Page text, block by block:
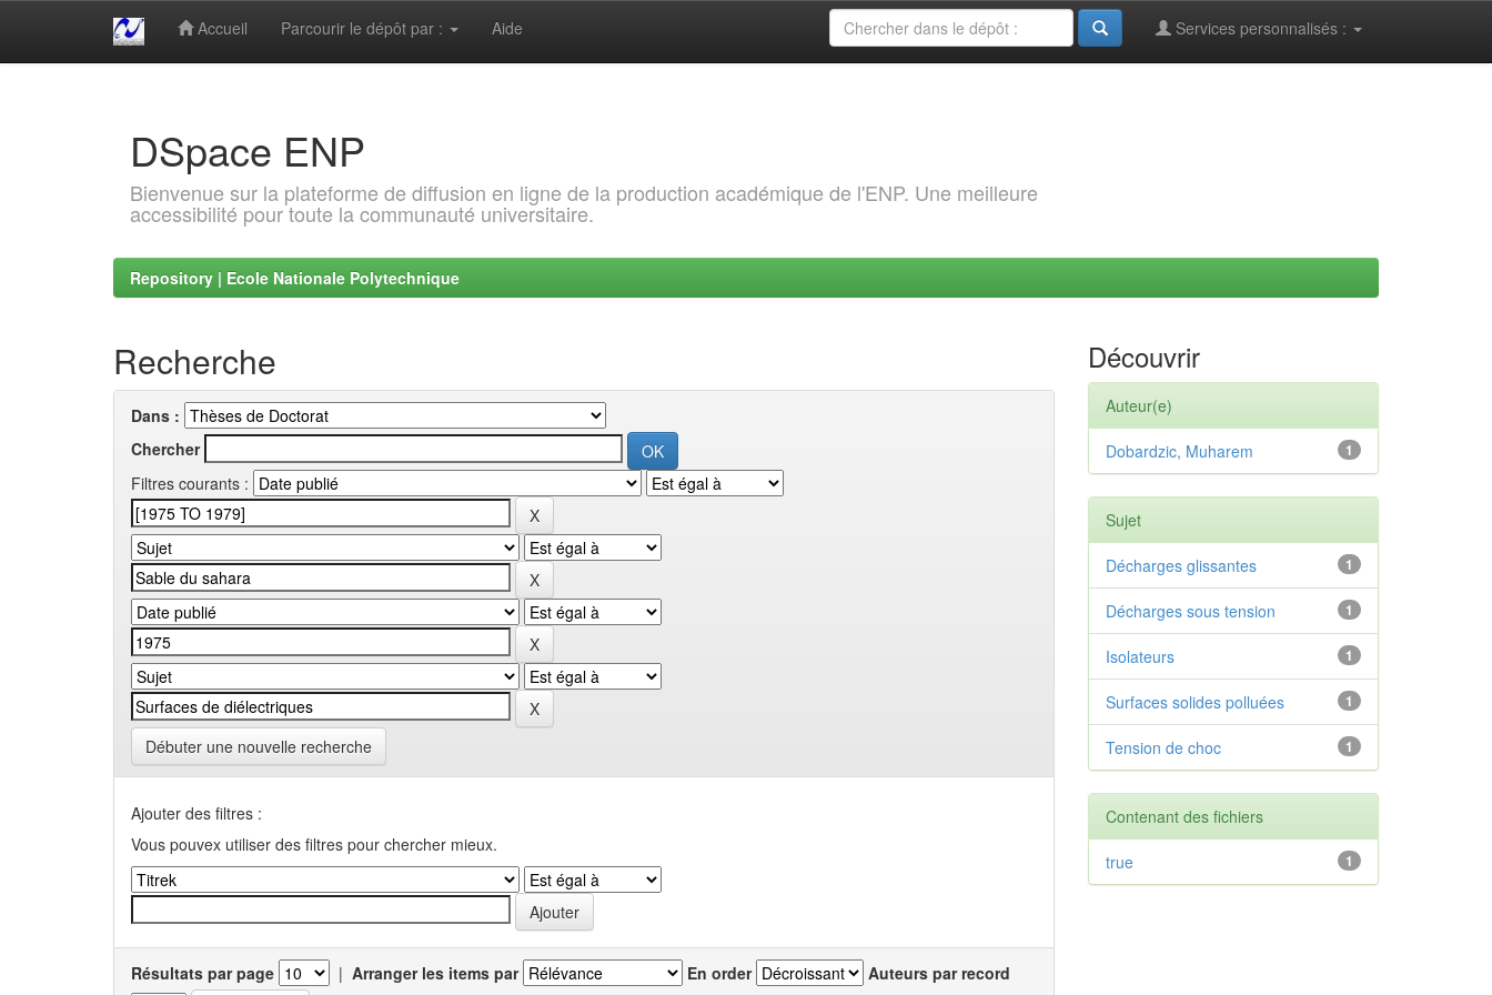
Accueil Parcourir le dépôt par : Aide Services personnalisés :
DSpace ENP
Bienvenue sur la plateforme de diffusion en ligne de la production académique de l'ENP. Une meilleure
accessibilité pour toute la communauté universitaire.
Repository | Ecole Nationale Polytechnique
Recherche
Dans :
Chercher
Filtres courants :
Débuter une nouvelle recherche
Ajouter des filtres :
Vous pouvex utiliser des filtres pour chercher mieux.
Résultats par page | Arranger les items par En order Auteurs par record
Découvrir
Auteur(e)
1
Dobardzic, Muharem
Sujet
1
Décharges glissantes
1
Décharges sous tension
1
Isolateurs
1
Surfaces solides polluées
1
Tension de choc
Contenant des fichiers
1
true